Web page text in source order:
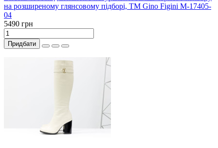
на розширеному глянсовому підборі, ТМ Gino Figini М-17405-
04
5490 грн
Придбати